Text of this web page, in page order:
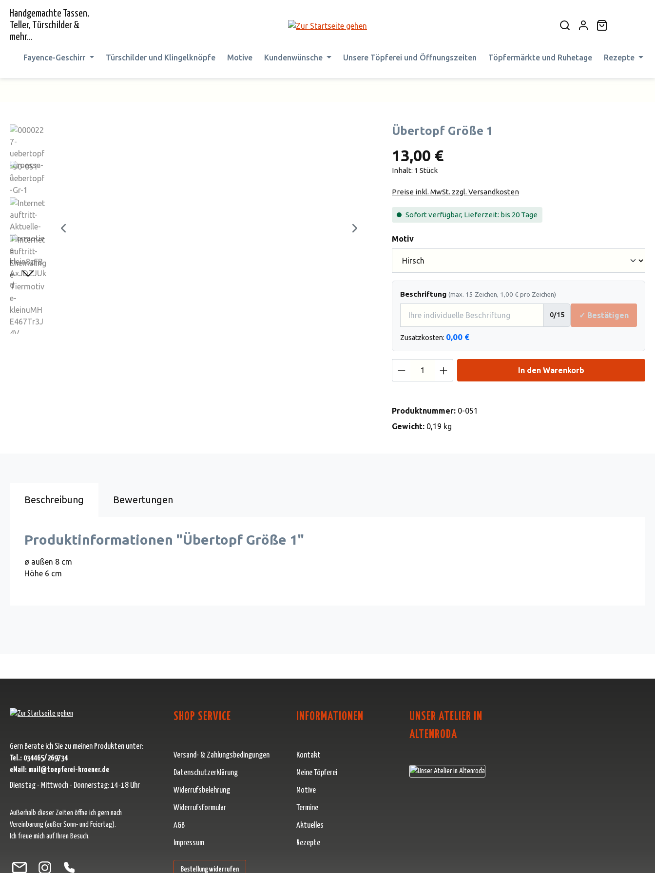
Zur Hauptnavigation springen
Handgemachte Tassen,
Teller, Türschilder &
mehr...
Fayence-Geschirr Türschilder und Klingelknöpfe Motive Kundenwünsche Unsere Töpferei und Öffnungszeiten Töpfermärkte und Ruhetage Rezepte
Bildergalerie überspringen Übertopf Größe 1
13,00 €
Inhalt: 1 Stück
Preise inkl. MwSt. zzgl. Versandkosten
Sofort verfügbar, Lieferzeit: bis 20 Tage
Motivauswählen
Beschriftung (max. 15 Zeichen, 1,00 € pro Zeichen)
0/15 ✓ Bestätigen
Zusatzkosten: 0,00 €
Produkt Anzahl: Gib den gewünschten Wert
In den Warenkorb
Produktnummer: 0-051
Gewicht: 0,19 kg
Beschreibung Bewertungen
Produktinformationen "Übertopf Größe 1"
ø außen 8 cm
Höhe 6 cm
Gern Berate ich Sie zu meinen Produkten unter:
Tel.: 034465/269734
eMail: mail@toepferei-kroener.de
Dienstag - Mittwoch - Donnerstag: 14-18 Uhr
Außerhalb dieser Zeiten öffne ich gern nach
Vereinbarung (außer Sonn- und Feiertag).
Ich freue mich auf Ihren Besuch.
Besuche uns auf Facebook – öffnet in neuem Tab (externer Link)
Schau auf Instagram vorbei – öffnet in neuem Tab (externer Link)
Lass dich auf Pinterest inspirieren – öffnet in neuem Tab (externer Link)
Folge uns auf X – öffnet in neuem Tab (externer Link)
SHOP SERVICE
Versand- & Zahlungsbedingungen
Datenschutzerklärung
Widerrufsbelehrung
Widerrufsformular
AGB
Impressum
Bestellung widerrufen
INFORMATIONEN
Kontakt
Meine Töpferei
Motive
Termine
Aktuelles
Rezepte
UNSER ATELIER IN
ALTENRODA